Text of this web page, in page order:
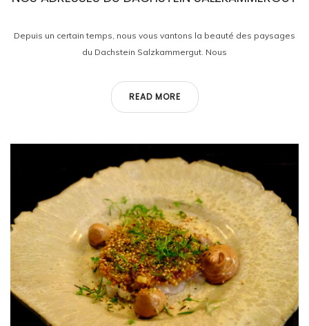
Depuis un certain temps, nous vous vantons la beauté des paysages
du Dachstein Salzkammergut. Nous
READ MORE